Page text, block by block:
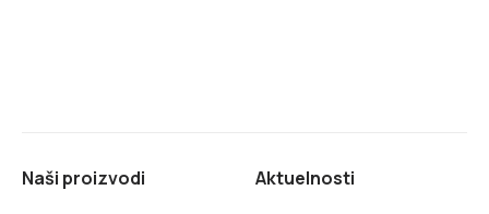
Naši proizvodi Aktuelnosti